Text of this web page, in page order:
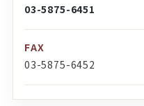
03-5875-6451
FAX
03-5875-6452